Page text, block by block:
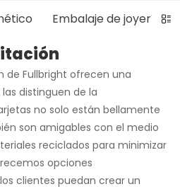
Embalaje de joyería
de Fullbright ofrecen una
distinguen de la
no solo están bellamente
son amigables con el medio
reciclados para minimizar
opciones
clientes puedan crear un